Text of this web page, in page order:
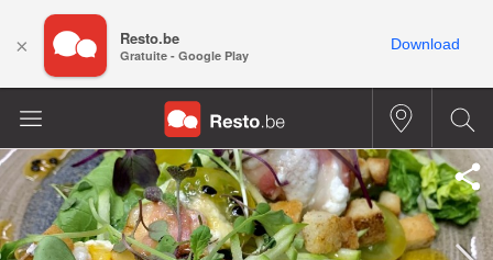
× Resto.be
Gratuite - Google Play
Download